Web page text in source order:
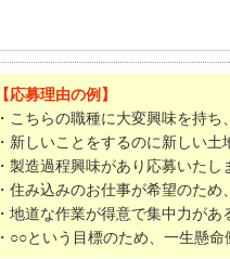
【応募理由の例】
・こちらの職種に大変興味を持
・新しいことをするのに新しい
・製造過程興味があり応募いたし
・住み込みのお仕事が希望のた
・地道な作業が得意で集中力が
・○○という目標のため、一生懸